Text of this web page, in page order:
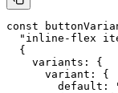
const
"inline-flex
  {
    variants: {
      variant: {
        default: